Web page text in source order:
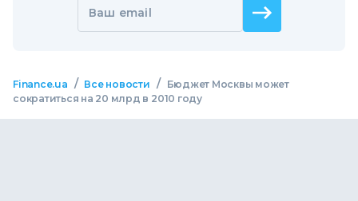
Ваш email
Finance.ua / Все новости /
Бюджет Москвы может
сократиться на 20 млрд в 2010 году